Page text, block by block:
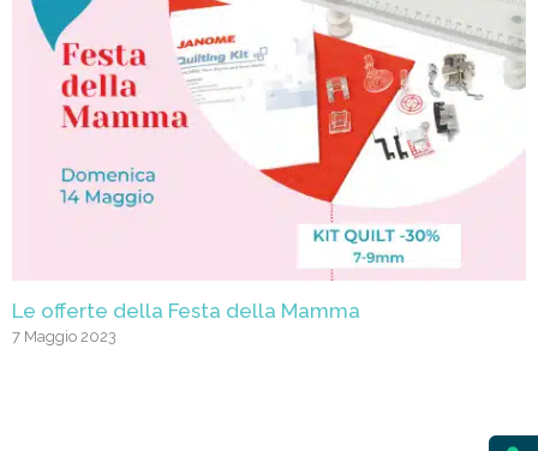
Le offerte della Festa della Mamma
7 Maggio 2023